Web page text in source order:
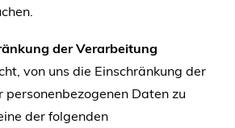
der Verarbeitung
von uns die Einschränkung der
Daten zu
der folgenden